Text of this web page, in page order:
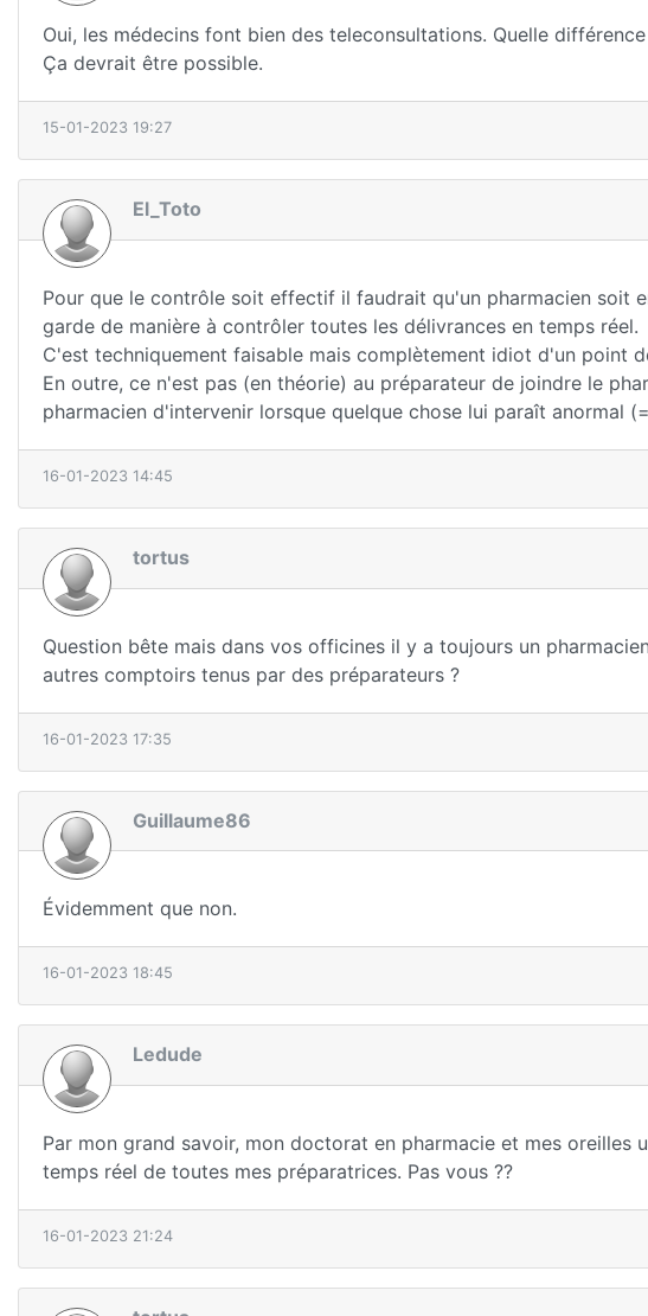
Oui, les médecins font bien des teleconsultations. Quelle
Ça devrait être possible.
15-01-2023 19:27
El_Toto
Pour que le contrôle soit effectif il faudrait qu'un pharmacien soit
garde de manière à contrôler toutes les délivrances en temps réel.
C'est techniquement faisable mais complètement idiot d'un point
En outre, ce n'est pas (en théorie) au préparateur de joindre le
pharmacien d'intervenir lorsque quelque chose lui paraît anormal
16-01-2023 14:45
tortus
Question bête mais dans vos officines il y a toujours un
autres comptoirs tenus par des préparateurs ?
16-01-2023 17:35
Guillaume86
Évidemment que non.
16-01-2023 18:45
Ledude
Par mon grand savoir, mon doctorat en pharmacie et mes oreilles
temps réel de toutes mes préparatrices. Pas vous ??
16-01-2023 21:24